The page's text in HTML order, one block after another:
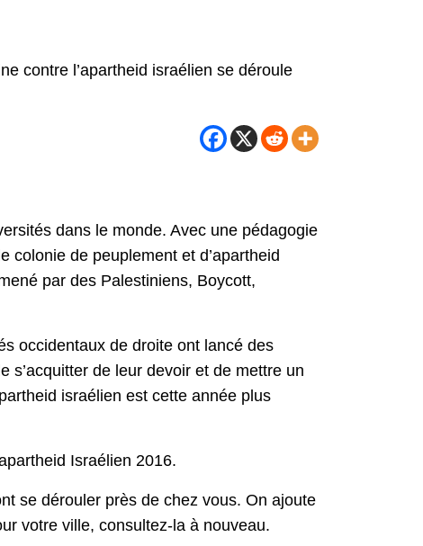
contre l’apartheid israélien se déroule
dans le monde. Avec une pédagogie
colonie de peuplement et d’apartheid
par des Palestiniens, Boycott,
occidentaux de droite ont lancé des
de leur devoir et de mettre un
israélien est cette année plus
Israélien 2016.
se dérouler près de chez vous. On ajoute
votre ville, consultez-la à nouveau.